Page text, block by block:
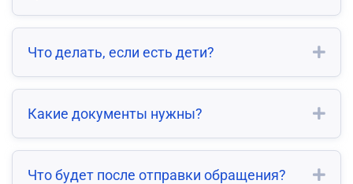
Что делать, если есть дети?
Какие документы нужны?
Что будет после отправки обращения?